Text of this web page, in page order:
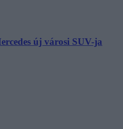
új városi SUV-ja